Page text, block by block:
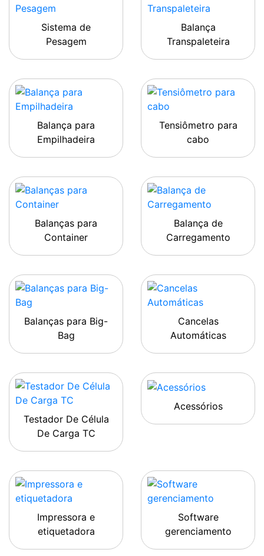
Sistema de
Pesagem
Balança
Transpaleteira
Balança para
Empilhadeira
Tensiômetro para
cabo
Balanças para
Container
Balança de
Carregamento
Balanças para Big-
Bag
Cancelas
Automáticas
Testador De Célula
De Carga TC
Acessórios
Impressora e
etiquetadora
Software
gerenciamento